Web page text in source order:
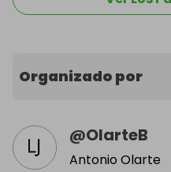
Organizado por
@OlarteB
Antonio Olarte